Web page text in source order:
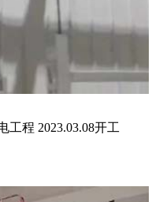
工程 2023.03.08开工